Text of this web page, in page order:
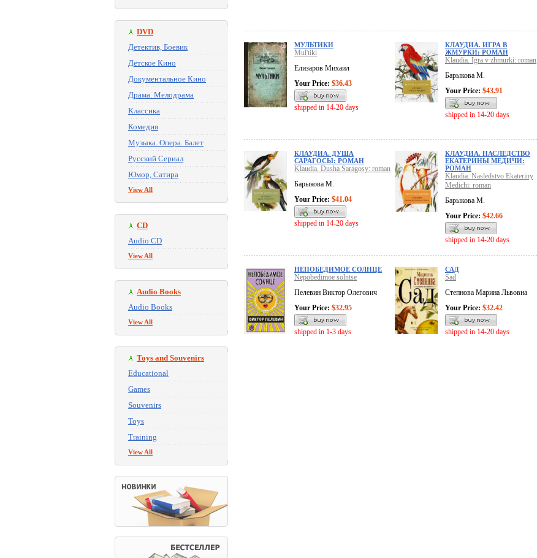
DVD
Детектив, Боевик
Детское Кино
Документальное Кино
Драма. Мелодрама
Классика
Комедия
Музыка. Опера. Балет
Русский Сериал
Юмор, Сатира
View All
CD
Audio CD
View All
Audio Books
Audio Books
View All
Toys and Souvenirs
Educational
Games
Souvenirs
Toys
Training
View All
МУЛЬТИКИ
Mul'tiki
Елизаров Михаил
Your Price: $36.43
shipped in 14-20 days
КЛАУДИА. ИГРА В
ЖМУРКИ: РОМАН
Klaudia. Igra v zhmurki: roman
Барыкова М.
Your Price: $43.91
shipped in 14-20 days
КЛАУДИА. ДУША
САРАГОСЫ: РОМАН
Klaudia. Dusha Saragosy: roman
Барыкова М.
Your Price: $41.04
shipped in 14-20 days
КЛАУДИА. НАСЛЕДСТВО
ЕКАТЕРИНЫ МЕДИЧИ:
РОМАН
Klaudia. Nasledstvo Ekateriny
Medichi: roman
Барыкова М.
Your Price: $42.66
shipped in 14-20 days
НЕПОБЕДИМОЕ СОЛНЦЕ
Nepobedimoe solntse
Пелевин Виктор Олегович
Your Price: $32.95
shipped in 1-3 days
САД
Sad
Степнова Марина Львовна
Your Price: $32.42
shipped in 14-20 days